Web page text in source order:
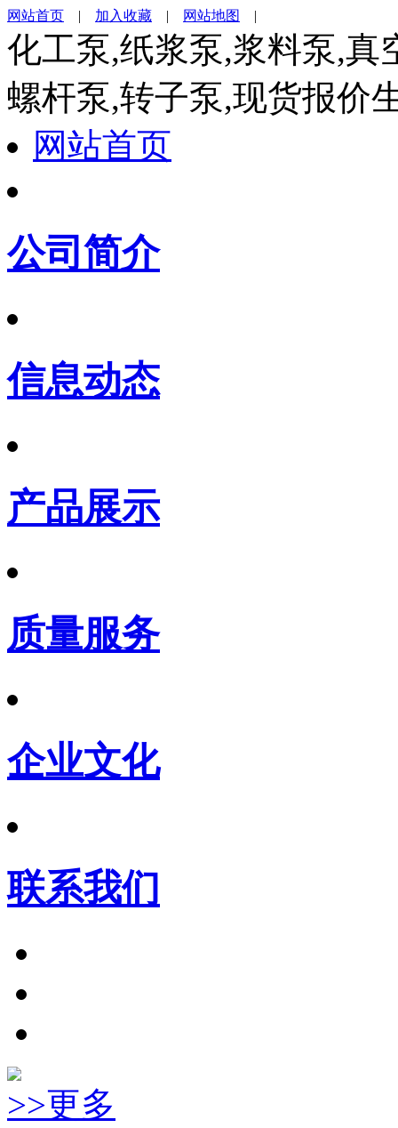
网站首页 | 加入收藏 | 网站地图 |
化工泵,纸浆泵,浆料泵,真
螺杆泵,转子泵,现货报价
网站首页
公司简介
信息动态
产品展示
质量服务
企业文化
联系我们
>>更多